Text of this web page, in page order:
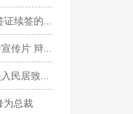
的两种方式
称艺术决定
致6人死亡
为总裁